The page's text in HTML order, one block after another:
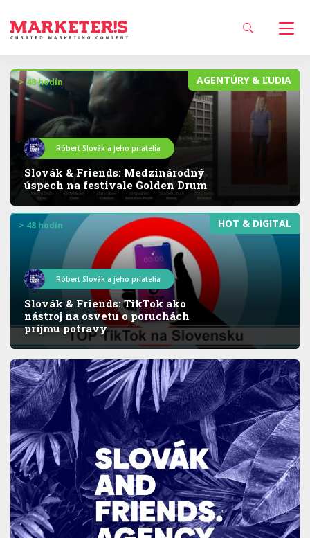
AGENTÚRY & ĽUDIA
> 48 hodín
Róbert Slovák a jeho priatelia
Slovák & Friends: Medzinárodný
úspech na festivale Golden Drum
HOT & DIGITAL
> 48 hodín
Róbert Slovák a jeho priatelia
Slovák & Friends: TikTok ako
nástroj na osvetu o poruchách
príjmu potravy